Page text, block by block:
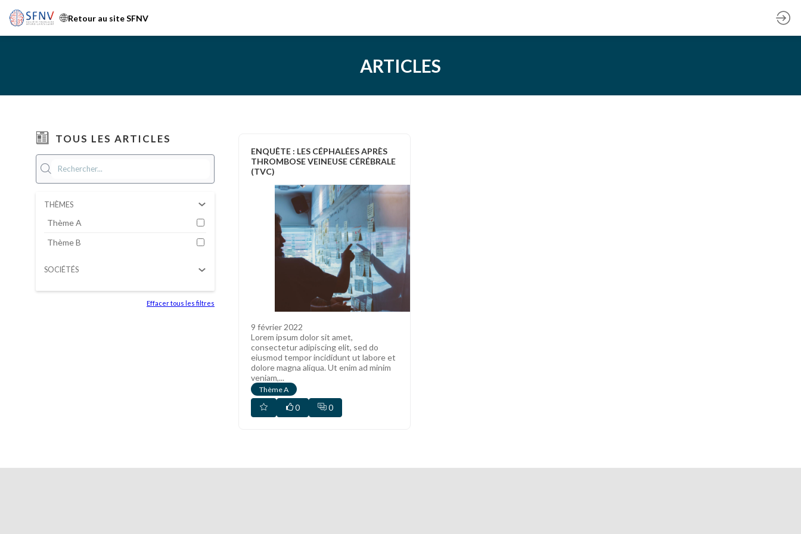
Retour au site SFNV
ARTICLES
TOUS LES ARTICLES
THÈMES
Thème A
Thème B
SOCIÉTÉS
Effacer tous les filtres
ENQUÊTE : LES CÉPHALÉES APRÈS
THROMBOSE VEINEUSE CÉRÉBRALE
(TVC)
9 février 2022
Lorem ipsum dolor sit amet,
consectetur adipiscing elit, sed do
eiusmod tempor incididunt ut labore et
dolore magna aliqua. Ut enim ad minim
veniam,...
Thème A
0 0